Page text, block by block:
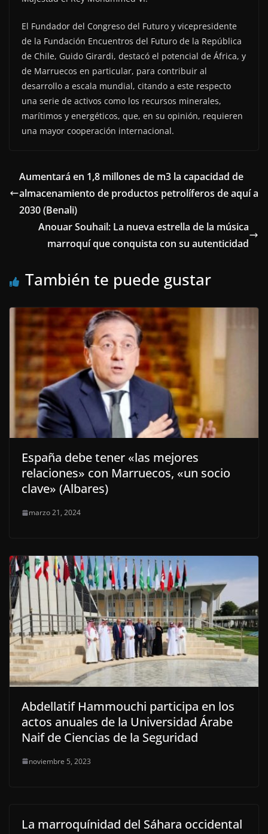
El Fundador del Congreso del Futuro y vicepresidente
de la Fundación Encuentros del Futuro de la República
de Chile, Guido Girardi, destacó el potencial de África, y
de Marruecos en particular, para contribuir al
desarrollo a escala mundial, citando a este respecto
una serie de activos como los recursos minerales,
marítimos y energéticos, que, en su opinión, requieren
una mayor cooperación internacional.
Aumentará en 1,8 millones de m3 la capacidad de
almacenamiento de productos petrolíferos de aquí a
2030 (Benali)
Anouar Souhail: La nueva estrella de la música
marroquí que conquista con su autenticidad
También te puede gustar
España debe tener «las mejores
relaciones» con Marruecos, «un socio
clave» (Albares)
marzo 21, 2024
Abdellatif Hammouchi participa en los
actos anuales de la Universidad Árabe
Naif de Ciencias de la Seguridad
noviembre 5, 2023
La marroquínidad del Sáhara occidental